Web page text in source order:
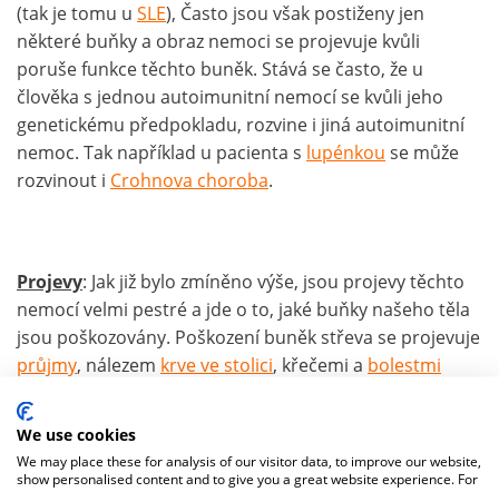
(tak je tomu u SLE), Často jsou však postiženy jen
některé buňky a obraz nemoci se projevuje kvůli
poruše funkce těchto buněk. Stává se často, že u
člověka s jednou autoimunitní nemocí se kvůli jeho
genetickému předpokladu, rozvine i jiná autoimunitní
nemoc. Tak například u pacienta s lupénkou se může
rozvinout i Crohnova choroba.
Projevy: Jak již bylo zmíněno výše, jsou projevy těchto
nemocí velmi pestré a jde o to, jaké buňky našeho těla
jsou poškozovány. Poškození buněk střeva se projevuje
průjmy, nálezem krve ve stolici, křečemi a bolestmi
projevuje nejrůznějšími vyrážkami. Poškození
projevuje jejich
otoky, zarudnutím adeformacemi. Poškození
We use cookies
We may place these for analysis of our visitor data, to improve our website,
show personalised content and to give you a great website experience. For